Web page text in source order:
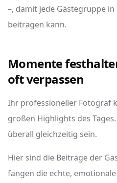
–, damit jede Gästegruppe
beitragen kann.
Momente
oft verpassen
Ihr professioneller Fotograf
großen Highlights des
überall gleichzeitig sein.
Hier sind die Beiträge der
fangen die echte,